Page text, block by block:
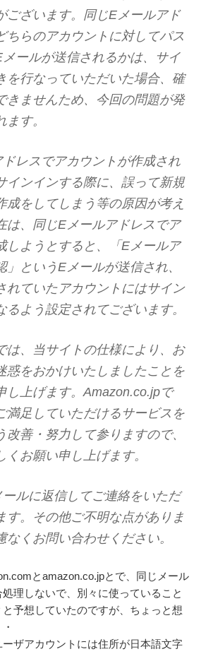
ございます。同じEメールアド
ちらのアカウントに対してパス
メールが送信されるかは、サイ
を行なっていただいた場合、確
きませんため、今回の問題が発
す。
レスでアカウントが作成され
インインする際に、誤って新規
成をしてしまう等の原因が考え
は、同じEメールアドレスでア
しようとすると、「Eメールア
」というEメールが送信され、
れていたアカウントにはサイン
るよう設定されてございます。
は、当サイトの仕様により、お
惑をおかけいたしましたことを
し上げます。Amazon.co.jpで
満足していただけるサービスを
改善・努力して参りますので、
くお願い申し上げます。
ルに返信してご連絡をいただ
す。その他ご不明な点がありま
なくお問い合わせください。
とamazon.co.jpとで、同じメール
理しないで、別々に使っていること
予想していたのですが、ちょっと想
ザアカウントには住所が日本語文字